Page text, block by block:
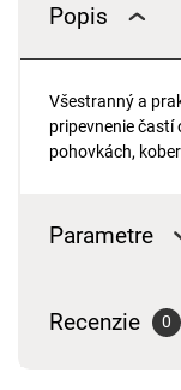
Popis
Všestranný a
pripevnenie častí
pohovkách,
Parametre
Recenzie 0